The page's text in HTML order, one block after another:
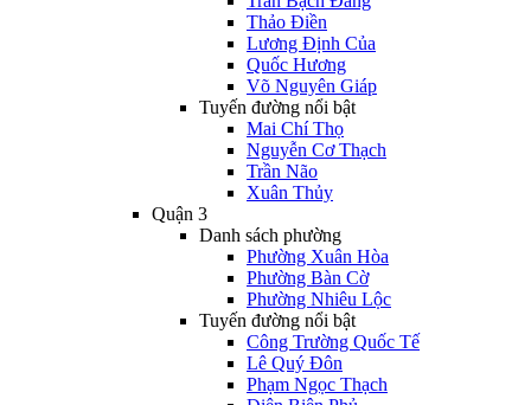
Thảo Điền
Lương Định Của
Quốc Hương
Võ Nguyên Giáp
Tuyến đường nổi bật
Mai Chí Thọ
Nguyễn Cơ Thạch
Trần Não
Xuân Thủy
Quận 3
Danh sách phường
Phường Xuân Hòa
Phường Bàn Cờ
Phường Nhiêu Lộc
Tuyến đường nổi bật
Công Trường Quốc Tế
Lê Quý Đôn
Phạm Ngọc Thạch